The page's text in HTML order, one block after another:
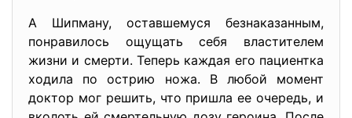
А Шипману, оставшемуся безнаказанным,
понравилось ощущать себя властителем
жизни и смерти. Теперь каждая его пациентка
ходила по острию ножа. В любой момент
доктор мог решить, что пришла ее очередь, и